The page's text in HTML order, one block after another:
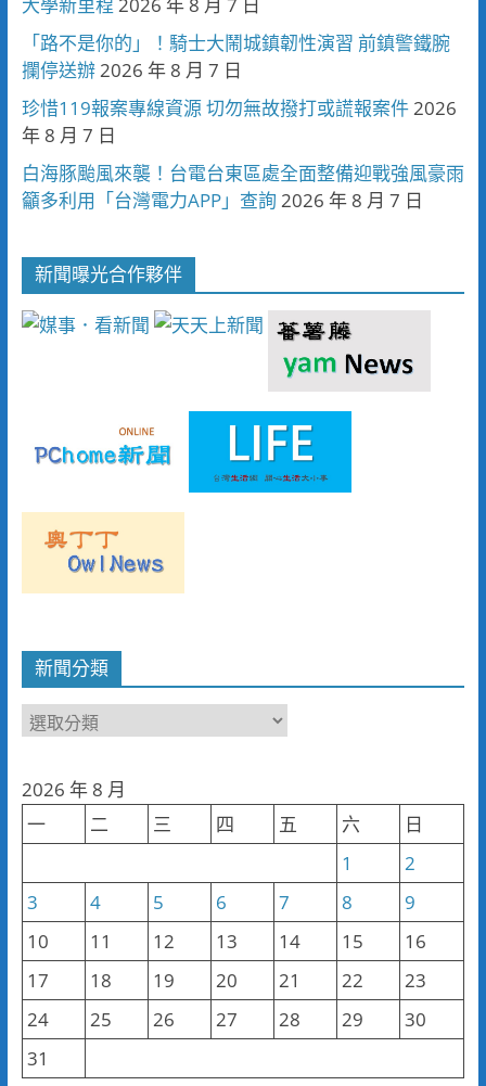
「路不是你的」！騎士大鬧城鎮韌性演習 前鎮警鐵腕
攔停送辦 2026 年 8 月 7 日
珍惜119報案專線資源 切勿無故撥打或謊報案件 2026
年 8 月 7 日
白海豚颱風來襲！台電台東區處全面整備迎戰強風豪雨
籲多利用「台灣電力APP」查詢 2026 年 8 月 7 日
新聞曝光合作夥伴
新聞分類
新
類
2026 年 8 月
一
二 三 四 五 六
日
1
2
3
4 5 6 7 8
9
10
11 12 13 14 15
16
17
18 19 20 21 22
23
24
25 26 27 28 29
30
31